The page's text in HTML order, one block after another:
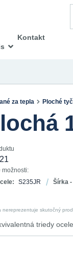
Kontakt
za tepla Ploché
možnosti:
S235JR Šírka -
nereprezentuje skutočný
triedy ocele